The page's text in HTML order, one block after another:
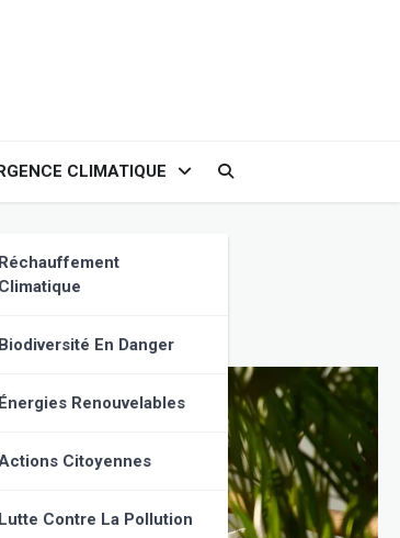
CLIMATIQUE
Réchauffement
Climatique
Biodiversité En Danger
Énergies Renouvelables
Citoyennes
Lutte Contre La Pollution
Énergie